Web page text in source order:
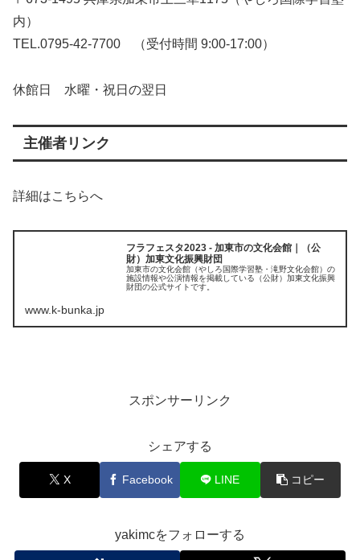
内）
TEL.0795-42-7700 （受付時間 9:00-17:00）
休館日 水曜・祝日の翌日
主催者リンク
詳細はこちらへ
フラフェスタ2023 - 加東市の文化会館｜（公
財）加東文化振興財団
加東市の文化会館（やしろ国際学習塾・滝野文化会館）の
施設情報や公演情報を掲載している（公財）加東文化振興
財団の公式サイトです。
www.k-bunka.jp
スポンサーリンク
シェアする
X Facebook LINE コピー
yakimcをフォローする